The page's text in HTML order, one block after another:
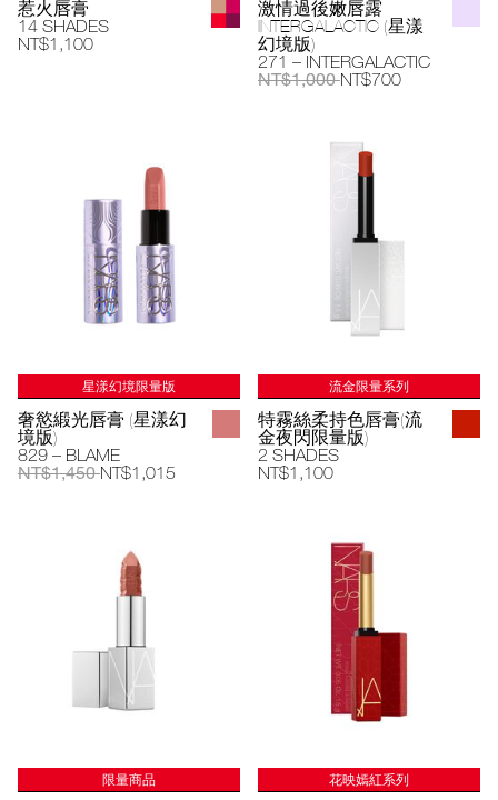
惹火唇膏
14 SHADES
NT$1,100
激情過後嫩唇露
INTERGALACTIC (星漾
幻境版)
271 – INTERGALACTIC
NT$1,000NT$700
星漾幻境限量版
奢慾緞光唇膏 (星漾幻
境版)
829 – BLAME
NT$1,450NT$1,015
流金限量系列
特霧絲柔持色唇膏(流
金夜閃限量版)
2 SHADES
NT$1,100
限量商品 花映嫣紅系列